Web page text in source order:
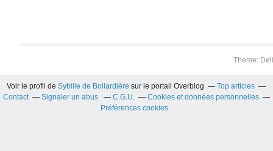
Theme:
Voir le profil deSybille de Bollardière sur le portail Overblog
Top articles
Contact
Signaler un abus C.G.U.
Cookies et données personnelles
Préférences cookies